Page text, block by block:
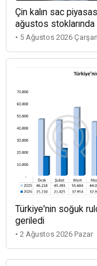
Çin kalın sac
ağustos stoklarında
• 5 Ağustos 2026
Türkiye'nin soğuk
geriledi
• 2 Ağustos 2026 Pazar